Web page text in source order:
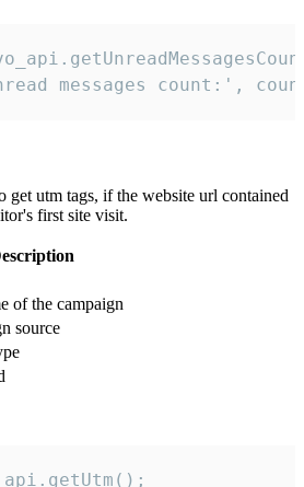
messages count:',
get utm tags, if the website url contained
first site visit.
of the campaign
source